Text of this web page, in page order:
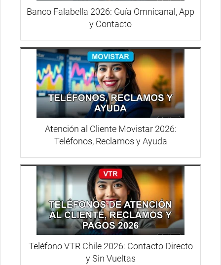
Banco Falabella 2026: Guía Omnicanal, App
y Contacto
Atención al Cliente Movistar 2026:
Teléfonos, Reclamos y Ayuda
Teléfono VTR Chile 2026: Contacto Directo
y Sin Vueltas